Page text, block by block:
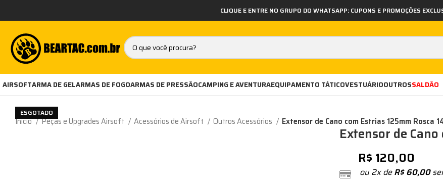
CLIQUE E ENTRE NO GRUPO DO WHATSAPP: CUPONS E PROMOÇÕES
AIRSOFTARMA DE GELARMAS DE FOGOARMAS DE PRESSÃOCAMPING E AVENTURAEQUIPAMENTO TÁTICOVESTUÁRIOOUTROSSALDÃO
Início Peças e Upgrades Airsoft Acessórios de Airsoft Outros Acessórios Extensor de Cano com Estrias 125mm Rosca
ESGOTADO
Extensor de Cano
R$ 120,00
ou 2x deR$60,00